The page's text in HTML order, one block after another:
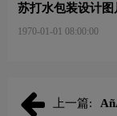
苏打水包装设计图
1970-01-01 08:00:00
上一篇: